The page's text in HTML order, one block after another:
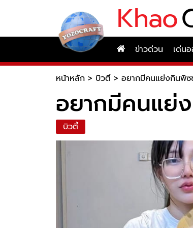
Khao
ข่าวด่วน เด่น
หน้าหลัก > บิวตี้ > อยากมีคนแย่งกินพิซ
อยากมีคนแย่
บิวตี้